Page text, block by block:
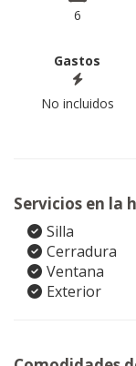
6
Gastos
No incluidos
Servicios en la
Silla
Cerradura
Ventana
Exterior